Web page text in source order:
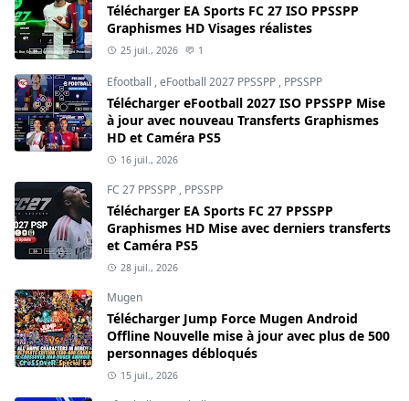
Télécharger EA Sports FC 27 ISO PPSSPP
Graphismes HD Visages réalistes
25 juil., 2026 1
Efootball ,eFootball 2027 PPSSPP , PPSSPP
Télécharger eFootball 2027 ISO PPSSPP Mise
à jour avec nouveau Transferts Graphismes
HD et Caméra PS5
16 juil., 2026
FC 27 PPSSPP , PPSSPP
Télécharger EA Sports FC 27 PPSSPP
Graphismes HD Mise avec derniers transferts
et Caméra PS5
28 juil., 2026
Mugen
Télécharger Jump Force Mugen Android
Offline Nouvelle mise à jour avec plus de 500
personnages débloqués
15 juil., 2026